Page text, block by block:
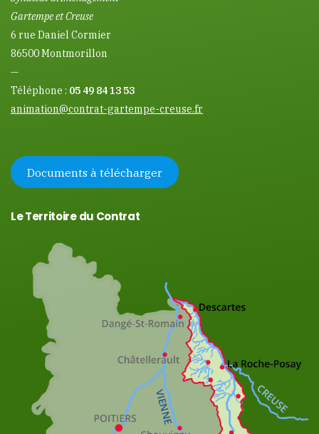
Gartempe et Creuse
6 rue Daniel Cormier
86500 Montmorillon
—
Téléphone : 05 49 84 13 53
animation@contrat-gartempe-creuse.fr
Documents à télécharger
Le Territoire du Contrat